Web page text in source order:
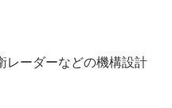
レーダーなどの機構設計